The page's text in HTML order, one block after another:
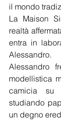
il mondo
La Maison
realtà
entra in
Alessandro.
Alessandro
modellistica
camicia su
studiando
un degno